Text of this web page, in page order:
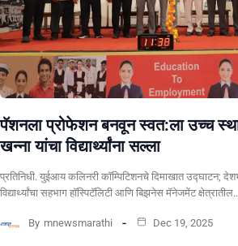
पॅशनला प्रोफेशन बनवून स्वत:ला उच्च
खन्ना यांचा विद्यार्थ्यांना सल्ला
प्रतिनिधी. युईआय कलिनरी कॉम्पिटिशनचे दिमाखात उद्घाटन;
विद्यार्थ्यांचा सहभाग हॉस्पिटॅलिटी आणि बिझनेस मॅनेजमेंट
By mnewsmarathi Dec 19, 2025